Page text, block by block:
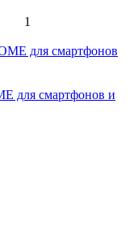
1
для смартфонов и